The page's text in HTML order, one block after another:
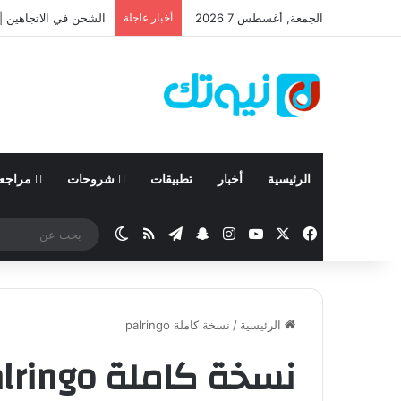
الجمعة, أغسطس 7 2026 أخبار عاجلة الشحن في الاتجاهين
الرئيسية أخبار تطبيقات شروحات
فيسبوك ‫YouTubeانستقرامسناب تشات
تيلقرامملخص الموقع RSS
الوضع المظلم
الرئيسية / نسخة كاملة palringo
نسخة كاملة palringo